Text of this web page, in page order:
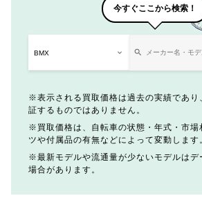
今すぐここから検索！
表示される買取価格は過去の実績であ
証するものではありません。
買取価格は、自転車の状態・年式・市場
ツや付属品の有無などによって変動します
最新モデルや流通量が少ないモデルは
場合があります。